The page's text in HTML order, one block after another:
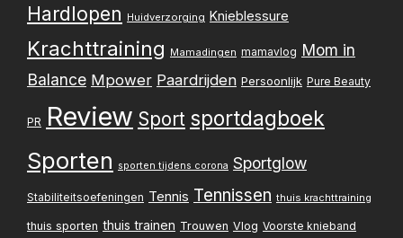
Hardlopen Huidverzorging Knieblessure
Krachttraining Mamadingen mamavlog Mom in
Balance Mpower Paardrijden Persoonlijk Pure Beauty
PR Review Sport sportdagboek
Sporten sporten tijdens corona Sportglow
Stabiliteitsoefeningen Tennis Tennissen thuis krachttraining
thuis sporten thuis trainen Trouwen Vlog Voorste knieband